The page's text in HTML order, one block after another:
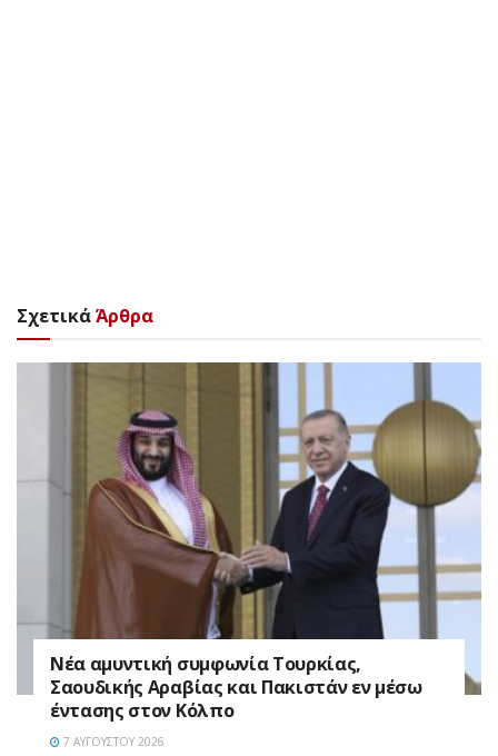
ΣχετικάΆρθρα
Νέα αμυντική συμφωνία Τουρκίας,
Σαουδικής Αραβίας και Πακιστάν εν μέσω
έντασης στον Κόλπο
7 ΑΥΓΟΎΣΤΟΥ 2026